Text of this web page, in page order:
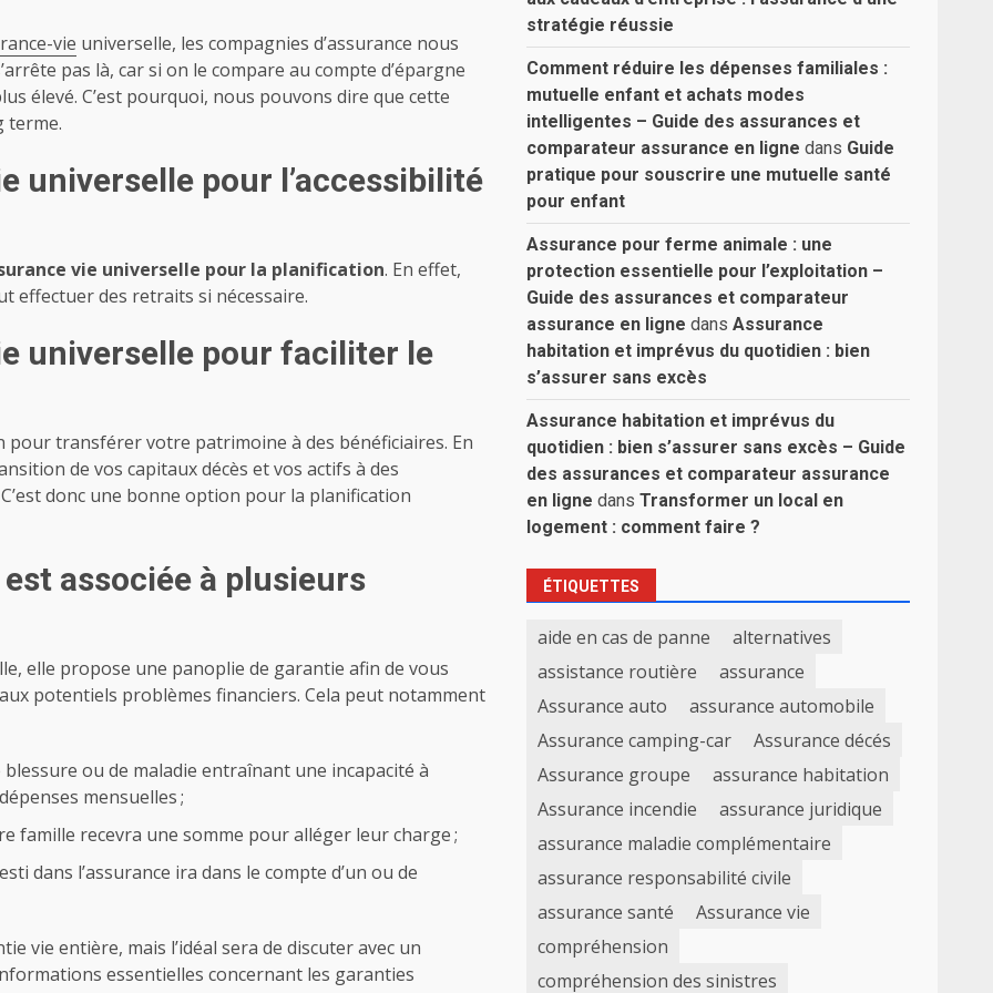
vie universelle, les compagnies d’assurance nous
pas là, car si on le compare au compte d’épargne
élevé. C’est pourquoi, nous pouvons dire que cette
terme.
universelle pour l’accessibilité
vie universelle pour la planification. En effet,
effectuer des retraits si nécessaire.
universelle pour faciliter le
pour transférer votre patrimoine à des bénéficiaires. En
de vos capitaux décès et vos actifs à des
donc une bonne option pour la planification
associée à plusieurs
elle propose une panoplie de garantie afin de vous
potentiels problèmes financiers. Cela peut notamment
ou de maladie entraînant une incapacité à
mensuelles ;
famille recevra une somme pour alléger leur charge ;
dans l’assurance ira dans le compte d’un ou de
vie entière, mais l’idéal sera de discuter avec un
essentielles concernant les garanties
stratégie réussie
Comment réduire les dépenses familiales :
mutuelle enfant et achats modes
intelligentes – Guide des assurances et
comparateur assurance en ligne dans Guide
pratique pour souscrire une mutuelle santé
pour enfant
Assurance pour ferme animale : une
protection essentielle pour l’exploitation –
Guide des assurances et comparateur
assurance en ligne dansAssurance
habitation et imprévus du quotidien : bien
s’assurer sans excès
Assurance habitation et imprévus du
quotidien : bien s’assurer sans excès – Guide
des assurances et comparateur assurance
en ligne dansTransformer un local en
logement : comment faire ?
ÉTIQUETTES
aide en cas de panne
alternatives
assistance routière
assurance
Assurance auto
assurance automobile
Assurance camping-car
Assurance décés
Assurance groupe
assurance habitation
Assurance incendie
assurance juridique
assurance maladie complémentaire
assurance responsabilité civile
assurance santé
Assurance vie
compréhension
compréhension des sinistres